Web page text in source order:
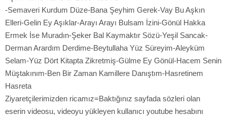
-Semaveri Kurdum Düze-Bana Şeyhim Gerek-Vay Bu Aşkın
Elleri-Gelin Ey Aşıklar-Arayı Arayı Bulsam İzini-Gönül Hakka
Ermek İse Muradın-Şeker Bal Kaymaktır Sözü-Yeşil Sancak-
Derman Arardım Derdime-Beytullaha Yüz Süreyim-Aleyküm
Selam-Yüz Dört Kitapta Zikretmiş-Gülme Ey Gönül-Hacem Senin
Müştakınım-Ben Bir Zaman Kamillere Danıştım-Hasretinem
Hasreta
Ziyaretçilerimizden ricamız=Baktığınız sayfada sözleri olan
eserin videosu, videoyu yükleyen kullanıcı youtube hesabını